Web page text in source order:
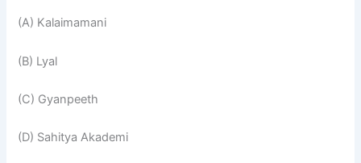
(A) Kalaimamani
(B) Lyal
(C) Gyanpeeth
(D) Sahitya Akademi